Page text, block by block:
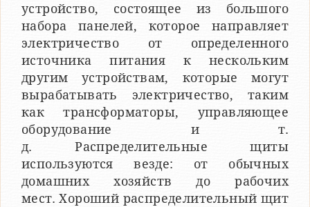
устройство, состоящее из большого
набора панелей, которое направляет
электричество от определенного
источника питания к нескольким
другим устройствам, которые могут
вырабатывать электричество, таким
как трансформаторы, управляющее
оборудование и т.
д. Распределительные щиты
используются везде: от обычных
домашних хозяйств до рабочих
мест. Хороший распределительный щит